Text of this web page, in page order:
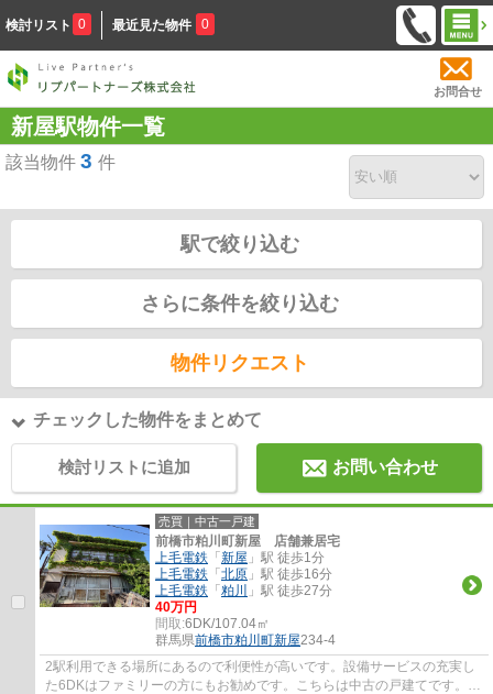
検討リスト 0 最近見た物件 0
お問合せ
新屋駅物件一覧
該当物件 3 件
駅で絞り込む
さらに条件を絞り込む
物件リクエスト
チェックした物件をまとめて
検討リストに追加 お問い合わせ
売買｜中古一戸建
前橋市粕川町新屋 店舗兼居宅
上毛電鉄 「 新屋 」駅 徒歩1分
上毛電鉄 「 北原 」駅 徒歩16分
上毛電鉄 「 粕川
」駅 徒歩27分
40万円
間取:6DK/107.04㎡
群馬県前橋市粕川町新屋234-4
2駅利用できる場所にあるので利便性が高いです。設備サービスの充実し
た6DKはファミリーの方にもお勧めです。こちらは中古の戸建てです。